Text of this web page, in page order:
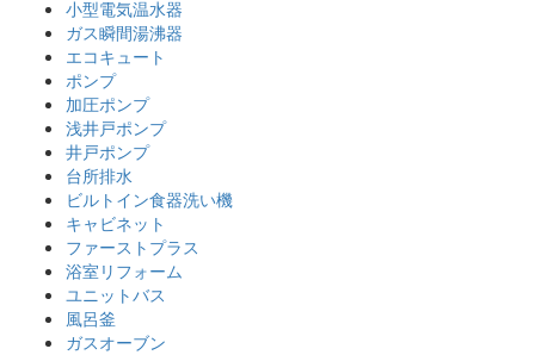
小型電気温水器
ガス瞬間湯沸器
エコキュート
ポンプ
加圧ポンプ
浅井戸ポンプ
井戸ポンプ
台所排水
ビルトイン食器洗い機
キャビネット
ファーストプラス
浴室リフォーム
ユニットバス
風呂釜
ガスオーブン